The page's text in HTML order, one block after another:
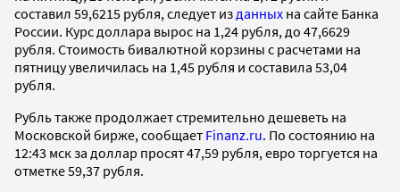
составил 59,6215 рубля, следует из данных на сайте Банка
России. Курс доллара вырос на 1,24 рубля, до 47,6629
рубля. Стоимость бивалютной корзины с расчетами на
пятницу увеличилась на 1,45 рубля и составила 53,04
рубля.
Рубль также продолжает стремительно дешеветь на
Московской бирже, сообщает Finanz.ru. По состоянию на
12:43 мск за доллар просят 47,59 рубля, евро торгуется на
отметке 59,37 рубля.